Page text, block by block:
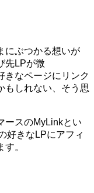
にぶつかる想いが
先LPが微
きなページにリンク
もしれない、そう思
ースのMyLinkとい
好きなLPにアフィ
。